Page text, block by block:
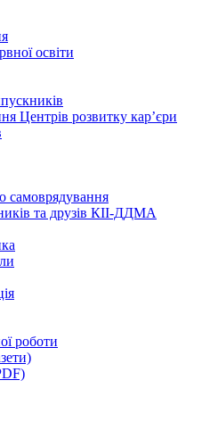
освіти
Центрів розвитку кар’єри
самоврядування
та друзів КІІ-ДДМА
роботи